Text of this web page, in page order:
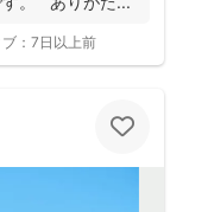
： 7日以上前